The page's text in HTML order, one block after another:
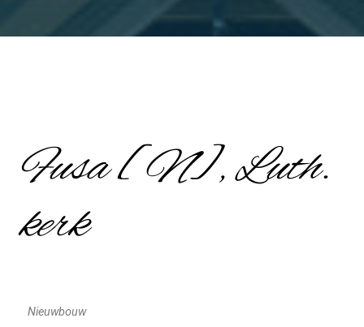
Fusa [N], Luth.
kerk
Nieuwbouw